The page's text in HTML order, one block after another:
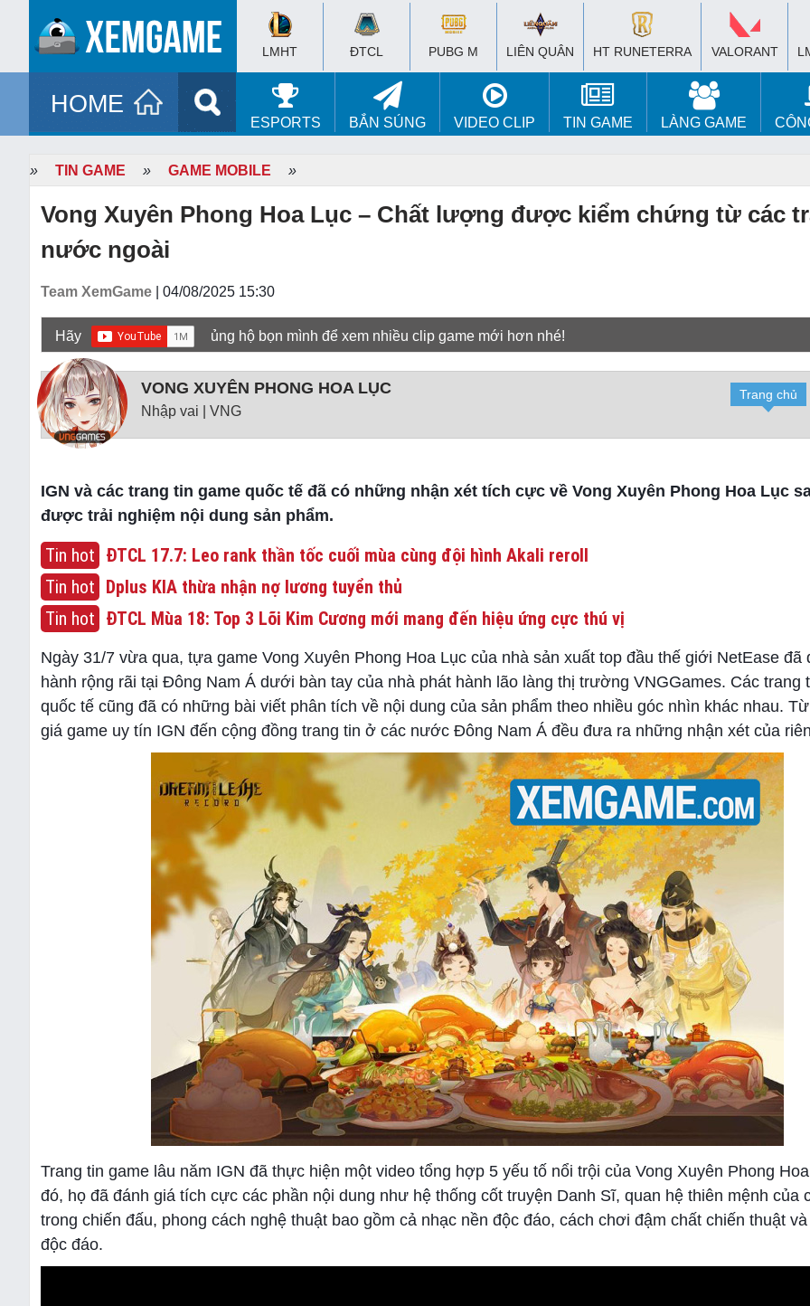
LMHT ĐTCL PUBG M LIÊN QUÂN HT RUNETERRA VALORANT
HOME
ESPORTS BẮN SÚNG VIDEO CLIP TIN GAME LÀNG GAME
» TIN GAME » GAME MOBILE »
Vong Xuyên Phong Hoa Lục – Chất lượng được kiểm chứng từ các
nước ngoài
Team XemGame | 04/08/2025 15:30
Hãy ủng hộ bọn mình để xem nhiều clip game mới hơn nhé!
VONG XUYÊN PHONG HOA LỤC
Nhập vai | VNG
Trang chủ
IGN và các trang tin game quốc tế đã có những nhận xét tích cực về Vong Xuyên Phong Hoa Lục
được trải nghiệm nội dung sản phẩm.
Tin hot ĐTCL 17.7: Leo rank thần tốc cuối mùa cùng đội hình Akali reroll
Tin hot Dplus KIA thừa nhận nợ lương tuyển thủ
Tin hot ĐTCL Mùa 18: Top 3 Lõi Kim Cương mới mang đến hiệu ứng cực thú vị
Ngày 31/7 vừa qua, tựa game Vong Xuyên Phong Hoa Lục của nhà sản xuất top đầu thế giới NetEase đã
hành rộng rãi tại Đông Nam Á dưới bàn tay của nhà phát hành lão làng thị trường VNGGames. Các trang
quốc tế cũng đã có những bài viết phân tích về nội dung của sản phẩm theo nhiều góc nhìn khác nhau.
giá game uy tín IGN đến cộng đồng trang tin ở các nước Đông Nam Á đều đưa ra những nhận xét của
Trang tin game lâu năm IGN đã thực hiện một video tổng hợp 5 yếu tố nổi trội của Vong Xuyên Phong
đó, họ đã đánh giá tích cực các phần nội dung như hệ thống cốt truyện Danh Sĩ, quan hệ thiên mệnh của
trong chiến đấu, phong cách nghệ thuật bao gồm cả nhạc nền độc đáo, cách chơi đậm chất chiến thuật
độc đáo.